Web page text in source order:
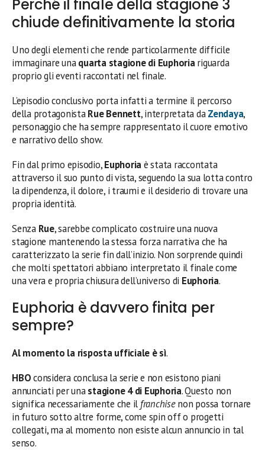
Perché il finale della stagione 3
chiude definitivamente la storia
Uno degli elementi che rende particolarmente difficile
immaginare unaquarta stagione di Euphoriariguarda
proprio gli eventi raccontati nel finale.
L’episodio conclusivo porta infatti a termine il percorso
della protagonistaRue Bennett, interpretata daZendaya,
personaggio che ha sempre rappresentato il cuore emotivo
e narrativo dello show.
Fin dal primo episodio,Euphoriaè stata raccontata
attraverso il suo punto di vista, seguendo la sua lotta contro
la dipendenza, il dolore, i traumi e il desiderio di trovare una
propria identità.
Senza Rue, sarebbe complicato costruire una nuova
stagione mantenendo la stessa forza narrativa che ha
caratterizzato la serie fin dall’inizio. Non sorprende quindi
che molti spettatori abbiano interpretato il finale come
una vera e propria chiusura dell’universo di Euphoria.
Euphoria è davvero finita per
sempre?
Al momento la risposta ufficiale è sì.
HBOconsidera conclusa la serie e non esistono piani
annunciati per unastagione 4 di Euphoria. Questo non
significa necessariamente che il franchisenon possa tornare
in futuro sotto altre forme, come spin off o progetti
collegati, ma al momento non esiste alcun annuncio in tal
senso.